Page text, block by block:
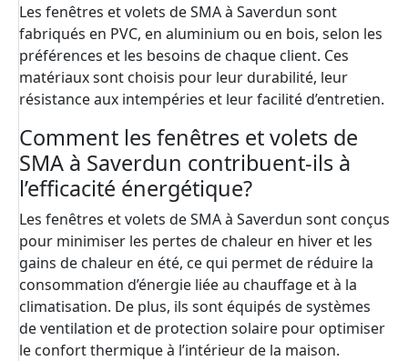
Les fenêtres et volets de SMA à Saverdun sont
fabriqués en PVC, en aluminium ou en bois, selon les
préférences et les besoins de chaque client. Ces
matériaux sont choisis pour leur durabilité, leur
résistance aux intempéries et leur facilité d’entretien.
Comment les fenêtres et volets de
SMA à Saverdun contribuent-ils à
l’efficacité énergétique?
Les fenêtres et volets de SMA à Saverdun sont conçus
pour minimiser les pertes de chaleur en hiver et les
gains de chaleur en été, ce qui permet de réduire la
consommation d’énergie liée au chauffage et à la
climatisation. De plus, ils sont équipés de systèmes
de ventilation et de protection solaire pour optimiser
le confort thermique à l’intérieur de la maison.